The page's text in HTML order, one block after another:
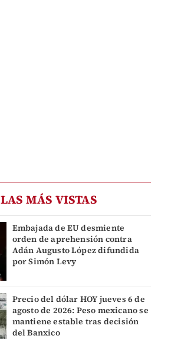
LAS MÁS VISTAS
Embajada de EU desmiente
orden de aprehensión contra
Adán Augusto López difundida
por Simón Levy
Precio del dólar HOY jueves 6 de
agosto de 2026: Peso mexicano se
mantiene estable tras decisión
del Banxico